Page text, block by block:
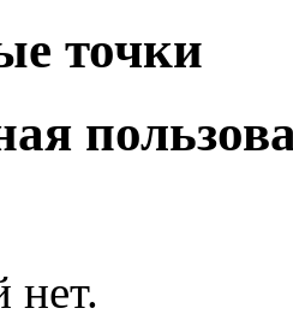
точки
нет.